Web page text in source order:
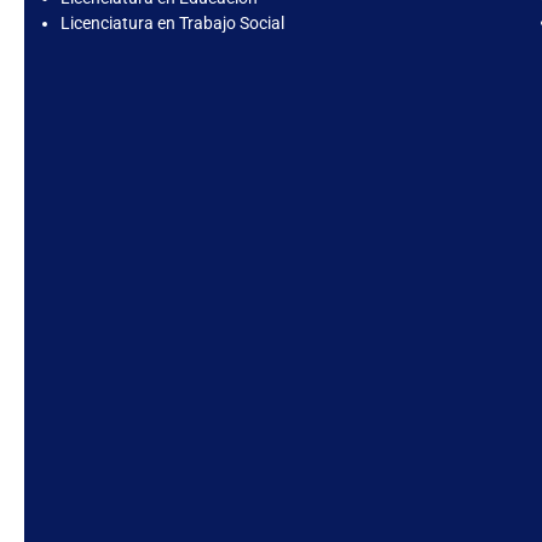
Licenciatura en Trabajo Social